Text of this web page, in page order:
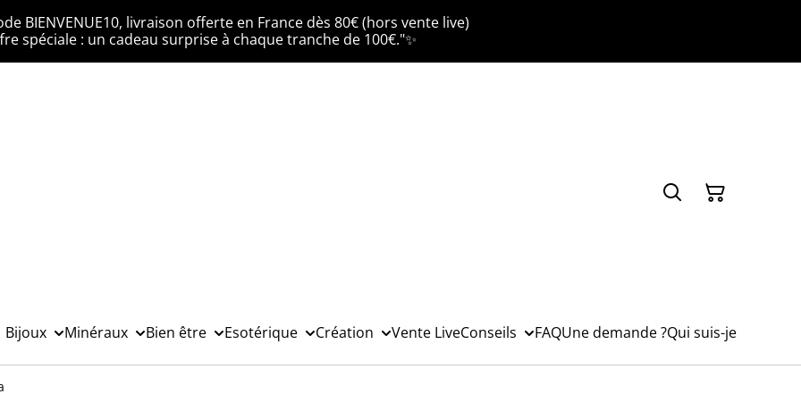
BIENVENUE10, livraison offerte en France dès 80€ (hors vente live)
spéciale : un cadeau surprise à chaque tranche de 100€."✨
Bijoux Minéraux Bien être Esotérique Création Vente LiveConseils FAQUne demande ?Qui suis-je